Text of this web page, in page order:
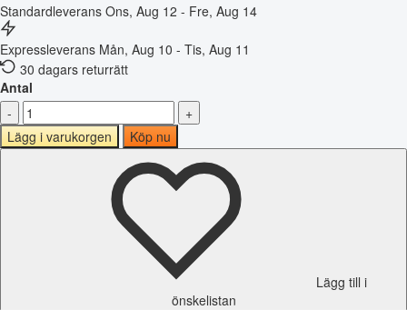
Standardleverans Ons, Aug 12 - Fre, Aug 14
Expressleverans Mån, Aug 10 - Tis, Aug 11
30 dagars returrätt
Antal
-
+
Lägg i varukorgen
Köp nu
Lägg till i
önskelistan